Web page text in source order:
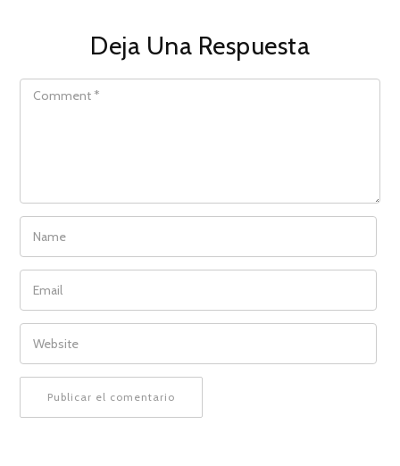
Deja Una Respuesta
COMMENT
NAME
EMAIL
WEBSITE